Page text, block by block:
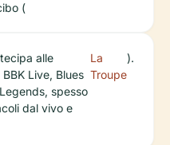
(
alle
Live, Blues
spesso
dal vivo e
La
Troupe
).